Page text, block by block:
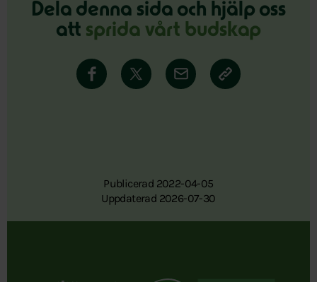
Dela denna sida och hjälp oss
att sprida vårt budskap
Publicerad 2022-04-05
Uppdaterad 2026-07-30